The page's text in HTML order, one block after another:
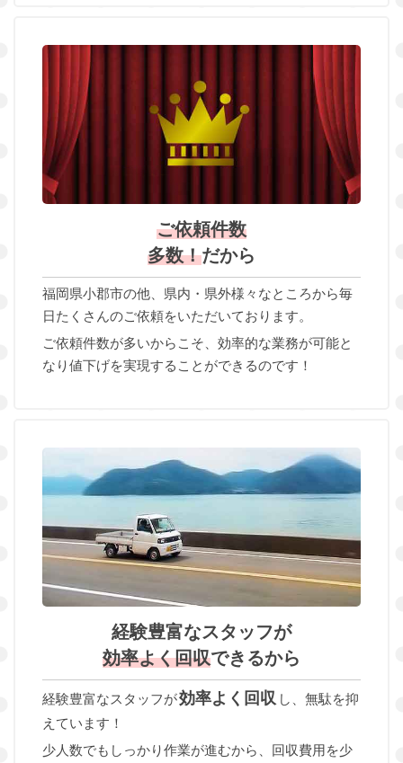
ご依頼件数
多数！だから
福岡県小郡市の他、県内・県外様々なところから毎
日たくさんのご依頼をいただいております。
ご依頼件数が多いからこそ、効率的な業務が可能と
なり値下げを実現することができるのです！
経験豊富なスタッフが
効率よく回収できるから
経験豊富なスタッフが効率よく回収 し、無駄を抑
えています！
少人数でもしっかり作業が進むから、回収費用を少